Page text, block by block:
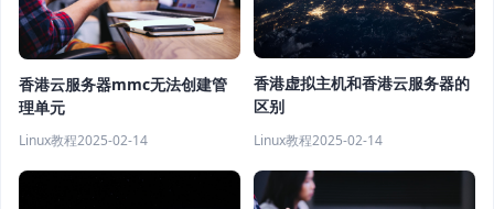
香港云服务器mmc无法创建管
理单元
Linux教程2025-02-14
香港虚拟主机和香港云服务器的
区别
Linux教程2025-02-14